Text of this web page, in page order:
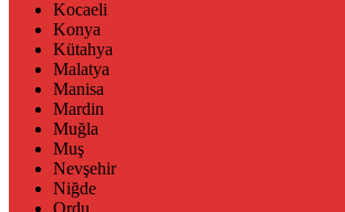
Kocaeli
Konya
Kütahya
Malatya
Manisa
Mardin
Muğla
Muş
Nevşehir
Niğde
Ordu